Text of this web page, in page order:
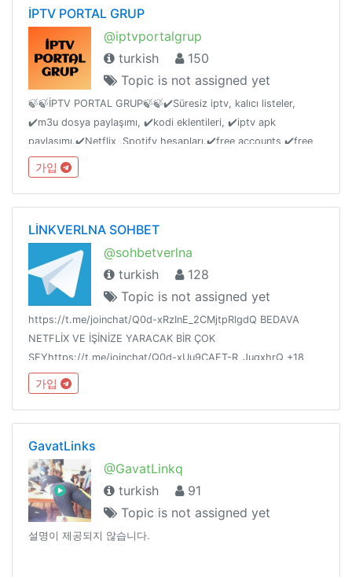
İPTV PORTAL GRUP
@iptvportalgrup
turkish
150
Topic is not assigned yet
🍃🍃İPTV PORTAL GRUP🍃🍃✔️Süresiz iptv, kalıcı listeler,
✔️m3u dosya paylaşımı, ✔️kodi eklentileri, ✔️iptv apk
paylaşımı.✔️Netflix ,Spotify hesapları.✔️free accounts ✔️free
m3u list share✔️free iptv links ✔️kodi addons repostory😉😉
✔️Türkvod
가입
LİNKVERLNA SOHBET
@sohbetverlna
turkish
128
Topic is not assigned yet
https://t.me/joinchat/Q0d-xRzInE_2CMjtpRlgdQ BEDAVA
NETFLİX VE İŞİNİZE YARACAK BİR ÇOK
ŞEYhttps://t.me/joinchat/Q0d-xUu9CAET-R_JuqxhrQ +18
PORNO GRUBUhttps://t.me/joinchat/Q0d-
xRz0qxsCTEB7JRqNyw SOHBET GRUBU
가입
GavatLinks
@GavatLinkq
turkish
91
Topic is not assigned yet
설명이 제공되지 않습니다.